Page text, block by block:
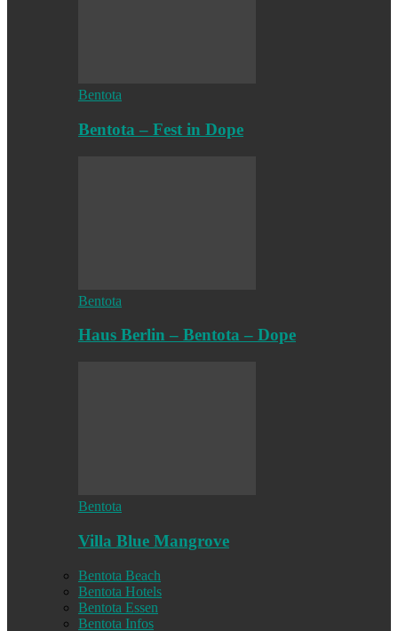
Bentota
Bentota – Fest in Dope
Bentota
Haus Berlin – Bentota – Dope
Bentota
Villa Blue Mangrove
Bentota Beach
Bentota Hotels
Bentota Essen
Bentota Infos